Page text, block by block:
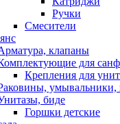
Ручки
Смесители
клапаны
для
Крепления для
умывальники,
биде
Горшки детские